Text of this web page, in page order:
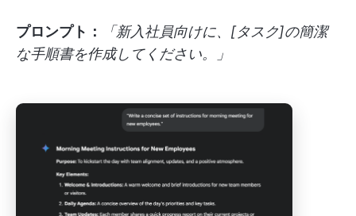
プロンプト：
「新入社員向けに、[タスク]の簡潔
な手順書を作成してください。」